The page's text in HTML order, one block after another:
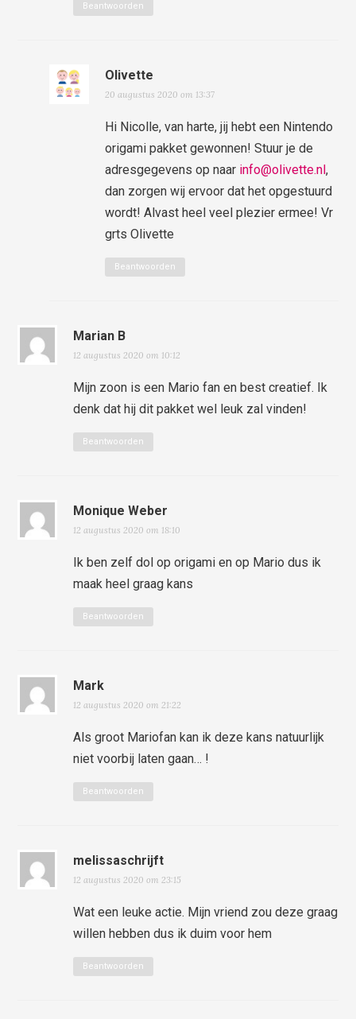
Beantwoorden
Olivette
20 augustus 2020 om 13:37
Hi Nicolle, van harte, jij hebt een Nintendo
origami pakket gewonnen! Stuur je de
adresgegevens op naar info@olivette.nl,
dan zorgen wij ervoor dat het opgestuurd
wordt! Alvast heel veel plezier ermee! Vr
grts Olivette
Beantwoorden
Marian B
12 augustus 2020 om 10:12
Mijn zoon is een Mario fan en best creatief. Ik
denk dat hij dit pakket wel leuk zal vinden!
Beantwoorden
Monique Weber
12 augustus 2020 om 18:10
Ik ben zelf dol op origami en op Mario dus ik
maak heel graag kans
Beantwoorden
Mark
12 augustus 2020 om 21:22
Als groot Mariofan kan ik deze kans natuurlijk
niet voorbij laten gaan… !
Beantwoorden
melissaschrijft
12 augustus 2020 om 23:15
Wat een leuke actie. Mijn vriend zou deze graag
willen hebben dus ik duim voor hem
Beantwoorden